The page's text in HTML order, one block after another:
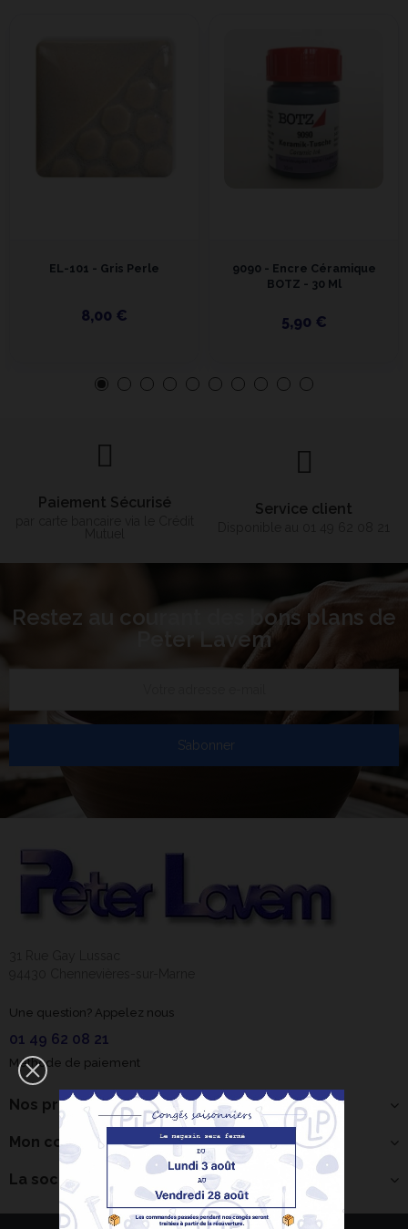
EL-101 - Gris Perle
8,00 €
9090 - Encre Céramique
BOTZ - 30 Ml
5,90 €
Bonjour ! Je suis
votre expert IA
céramique.
Comment puis-je
×
Paiement Sécurisé Service client
Restez au courant des bons plans de
Peter Lavem
S’abonner
Une question? Appelez nous
01 49 62 08 21
Méthode de paiement
Nos produits
Mon compte
La société